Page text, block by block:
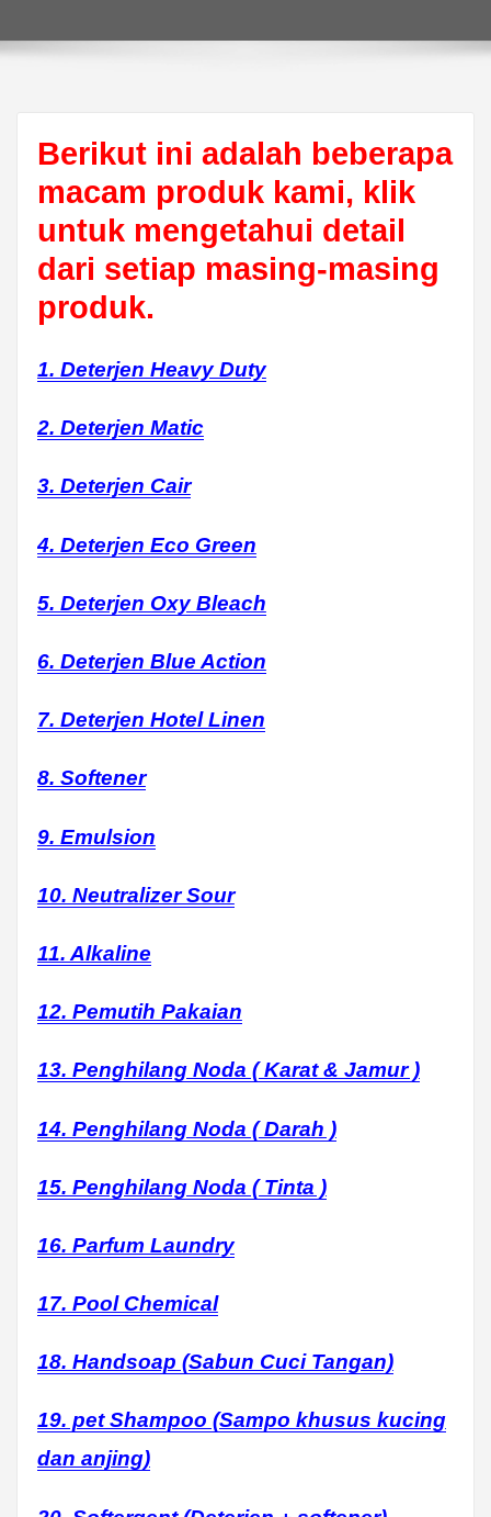
Berikut ini adalah beberapa
macam produk kami, klik
untuk mengetahui detail
dari setiap masing-masing
produk.
1. Deterjen Heavy Duty
2. Deterjen Matic
3. Deterjen Cair
4. Deterjen Eco Green
5. Deterjen Oxy Bleach
6. Deterjen Blue Action
7. Deterjen Hotel Linen
8. Softener
9. Emulsion
10. Neutralizer Sour
11. Alkaline
12. Pemutih Pakaian
13. Penghilang Noda ( Karat & Jamur )
14. Penghilang Noda ( Darah )
15. Penghilang Noda ( Tinta )
16. Parfum Laundry
17. Pool Chemical
18. Handsoap (Sabun Cuci Tangan)
19. pet Shampoo (Sampo khusus kucing
dan anjing)